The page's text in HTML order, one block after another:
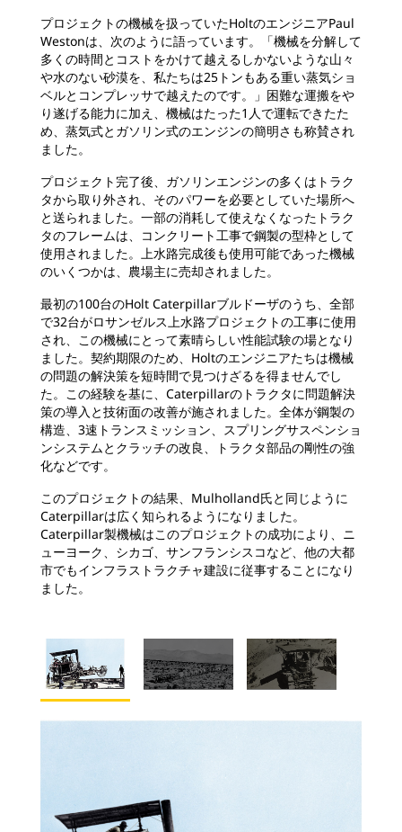
プロジェクトの機械を扱っていたHoltのエンジニアPaul
Westonは、次のように語っています。「機械を分解して
多くの時間とコストをかけて越えるしかないような山々
や水のない砂漠を、私たちは25トンもある重い蒸気ショ
ベルとコンプレッサで越えたのです。」困難な運搬をや
り遂げる能力に加え、機械はたった1人で運転できたた
め、蒸気式とガソリン式のエンジンの簡明さも称賛され
ました。
プロジェクト完了後、ガソリンエンジンの多くはトラク
タから取り外され、そのパワーを必要としていた場所へ
と送られました。一部の消耗して使えなくなったトラク
タのフレームは、コンクリート工事で鋼製の型枠として
使用されました。上水路完成後も使用可能であった機械
のいくつかは、農場主に売却されました。
最初の100台のHolt Caterpillarブルドーザのうち、全部
で32台がロサンゼルス上水路プロジェクトの工事に使用
され、この機械にとって素晴らしい性能試験の場となり
ました。契約期限のため、Holtのエンジニアたちは機械
の問題の解決策を短時間で見つけざるを得ませんでし
た。この経験を基に、Caterpillarのトラクタに問題解決
策の導入と技術面の改善が施されました。全体が鋼製の
構造、3速トランスミッション、スプリングサスペンショ
ンシステムとクラッチの改良、トラクタ部品の剛性の強
化などです。
このプロジェクトの結果、Mulholland氏と同じように
Caterpillarは広く知られるようになりました。
Caterpillar製機械はこのプロジェクトの成功により、ニ
ューヨーク、シカゴ、サンフランシスコなど、他の大都
市でもインフラストラクチャ建設に従事することになり
ました。